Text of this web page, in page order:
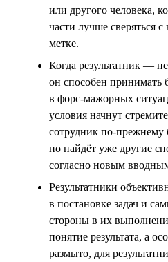
или другого человека,
части лучше сверяться
метке.
Когда результатник —
он способен
в форс-мажорных
условия начнут
сотрудник по-прежнему
но найдёт уже другие
согласно новым
Результатники
в постановке задач и
стороны в их
понятие результата, а
размыто, для